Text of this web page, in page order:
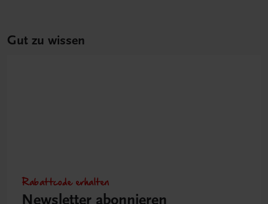
Gut zu wissen
Rabattcode erhalten
Newsletter abonnieren